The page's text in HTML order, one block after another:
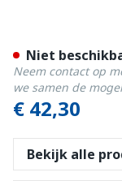
€ 42,30
Niet
Neem contact op
we samen de
Bekijk alle